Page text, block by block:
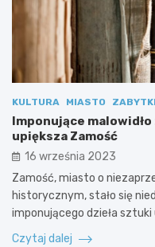
KULTURA MIASTO ZABYTKI
Imponujące
upiększa Zamość
16 września 2023
Zamość, miasto o
historycznym, stało się
imponującego dzieła
Czytaj dalej